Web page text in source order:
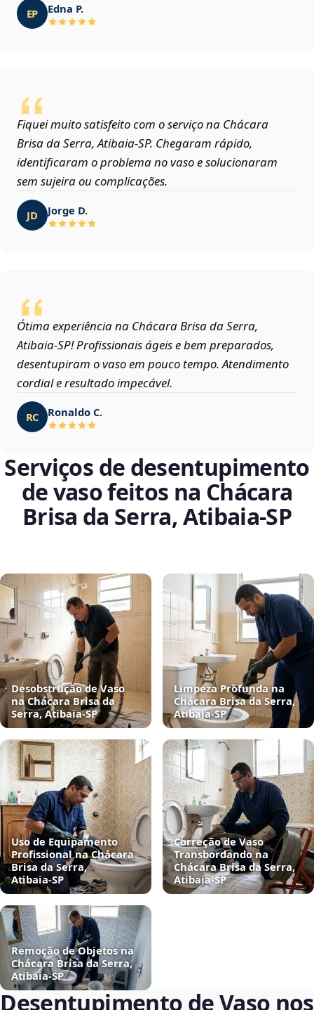
EP Edna P.
Fiquei muito satisfeito com o serviço na Chácara
Brisa da Serra, Atibaia‑SP. Chegaram rápido,
identificaram o problema no vaso e solucionaram
sem sujeira ou complicações.
JD Jorge D.
Ótima experiência na Chácara Brisa da Serra,
Atibaia‑SP! Profissionais ágeis e bem preparados,
desentupiram o vaso em pouco tempo. Atendimento
cordial e resultado impecável.
RC Ronaldo C.
Serviços de desentupimento
de vaso feitos na Chácara
Brisa da Serra, Atibaia‑SP
Desobstrução de Vaso
na Chácara Brisa da
Serra, Atibaia‑SP
Limpeza Profunda na
Chácara Brisa da Serra,
Atibaia‑SP
Uso de Equipamento
Profissional na Chácara
Brisa da Serra,
Atibaia‑SP
Correção de Vaso
Transbordando na
Chácara Brisa da Serra,
Atibaia‑SP
Remoção de Objetos na
Chácara Brisa da Serra,
Atibaia‑SP
Desentupimento de Vaso nos